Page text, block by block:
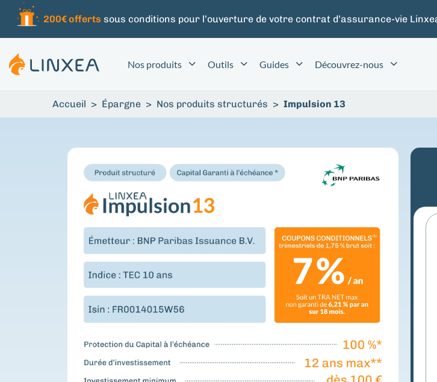
200€ offerts sous conditions pour l’ouverture de votre contrat d’assurance-vie
Nos produits Outils Guides Découvrez-nous
Accueil > Épargne > Nos produits structurés > Impulsion 13